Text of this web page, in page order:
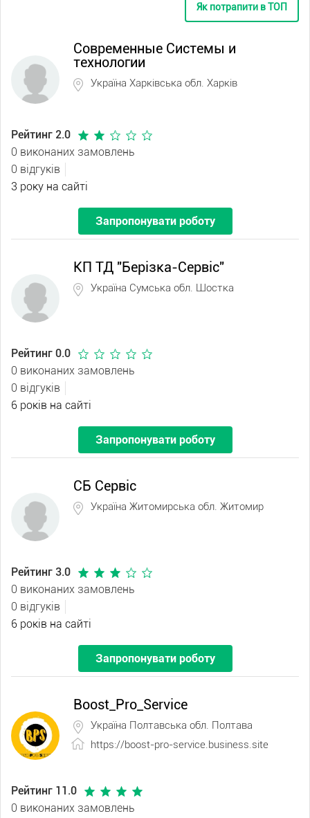
Як потрапити в ТОП
Современные Системы и
технологии
Україна Харківська обл. Харків
Рейтинг 2.0
0 виконаних замовлень
0 відгуків
3 року на сайті
Запропонувати роботу
КП ТД "Берізка-Сервіс"
Україна Сумська обл. Шостка
Рейтинг 0.0
0 виконаних замовлень
0 відгуків
6 років на сайті
Запропонувати роботу
СБ Сервіс
Україна Житомирська обл. Житомир
Рейтинг 3.0
0 виконаних замовлень
0 відгуків
6 років на сайті
Запропонувати роботу
Boost_Pro_Service
Україна Полтавська обл. Полтава
https://boost-pro-service.business.site
Рейтинг 11.0
0 виконаних замовлень